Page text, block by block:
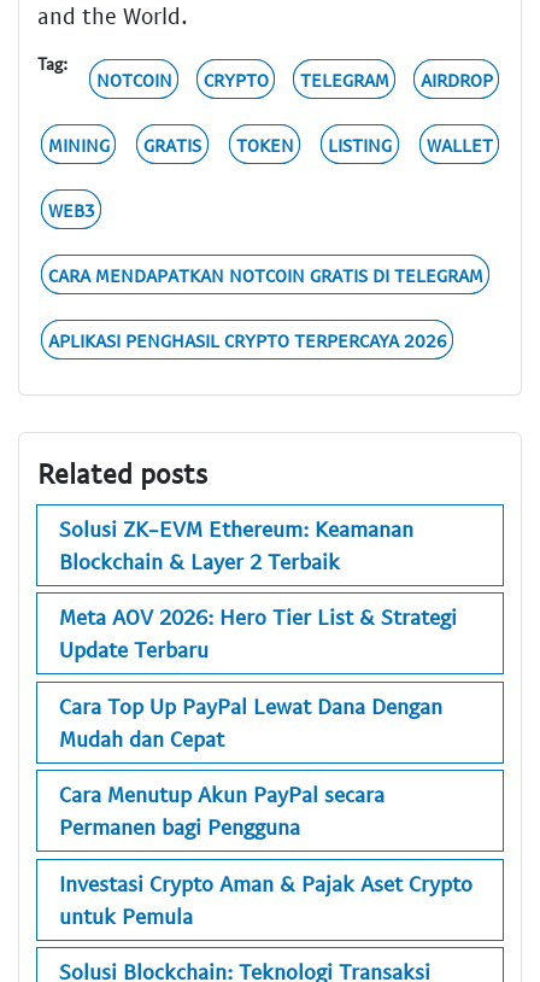
and the World.
Tag:
NOTCOIN CRYPTO TELEGRAM AIRDROP
MINING GRATIS TOKEN LISTING WALLET
WEB3
CARA MENDAPATKAN NOTCOIN GRATIS DI TELEGRAM
APLIKASI PENGHASIL CRYPTO TERPERCAYA 2026
Related posts
Solusi ZK-EVM Ethereum: Keamanan
Blockchain & Layer 2 Terbaik
Meta AOV 2026: Hero Tier List & Strategi
Update Terbaru
Cara Top Up PayPal Lewat Dana Dengan
Mudah dan Cepat
Cara Menutup Akun PayPal secara
Permanen bagi Pengguna
Investasi Crypto Aman & Pajak Aset Crypto
untuk Pemula
Solusi Blockchain: Teknologi Transaksi